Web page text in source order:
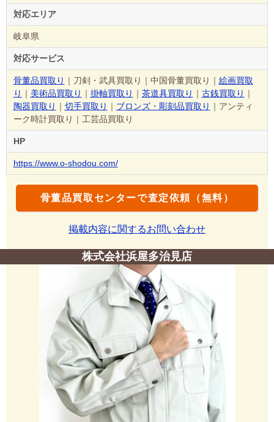
対応エリア
岐阜県
対応サービス
骨董品買取り ｜刀剣・武具買取り｜中国骨董買取り｜ 絵画買取
り ｜ 美術品買取り ｜ 掛軸買取り ｜ 茶道具買取り ｜ 古銭買取り ｜
陶器買取り ｜ 切手買取り ｜ ブロンズ・彫刻品買取り ｜アンティ
ーク時計買取り｜工芸品買取り
HP
https://www.o-shodou.com/
骨董品買取センターで査定依頼（無料）
掲載内容に関するお問い合わせ
株式会社浜屋多治見店